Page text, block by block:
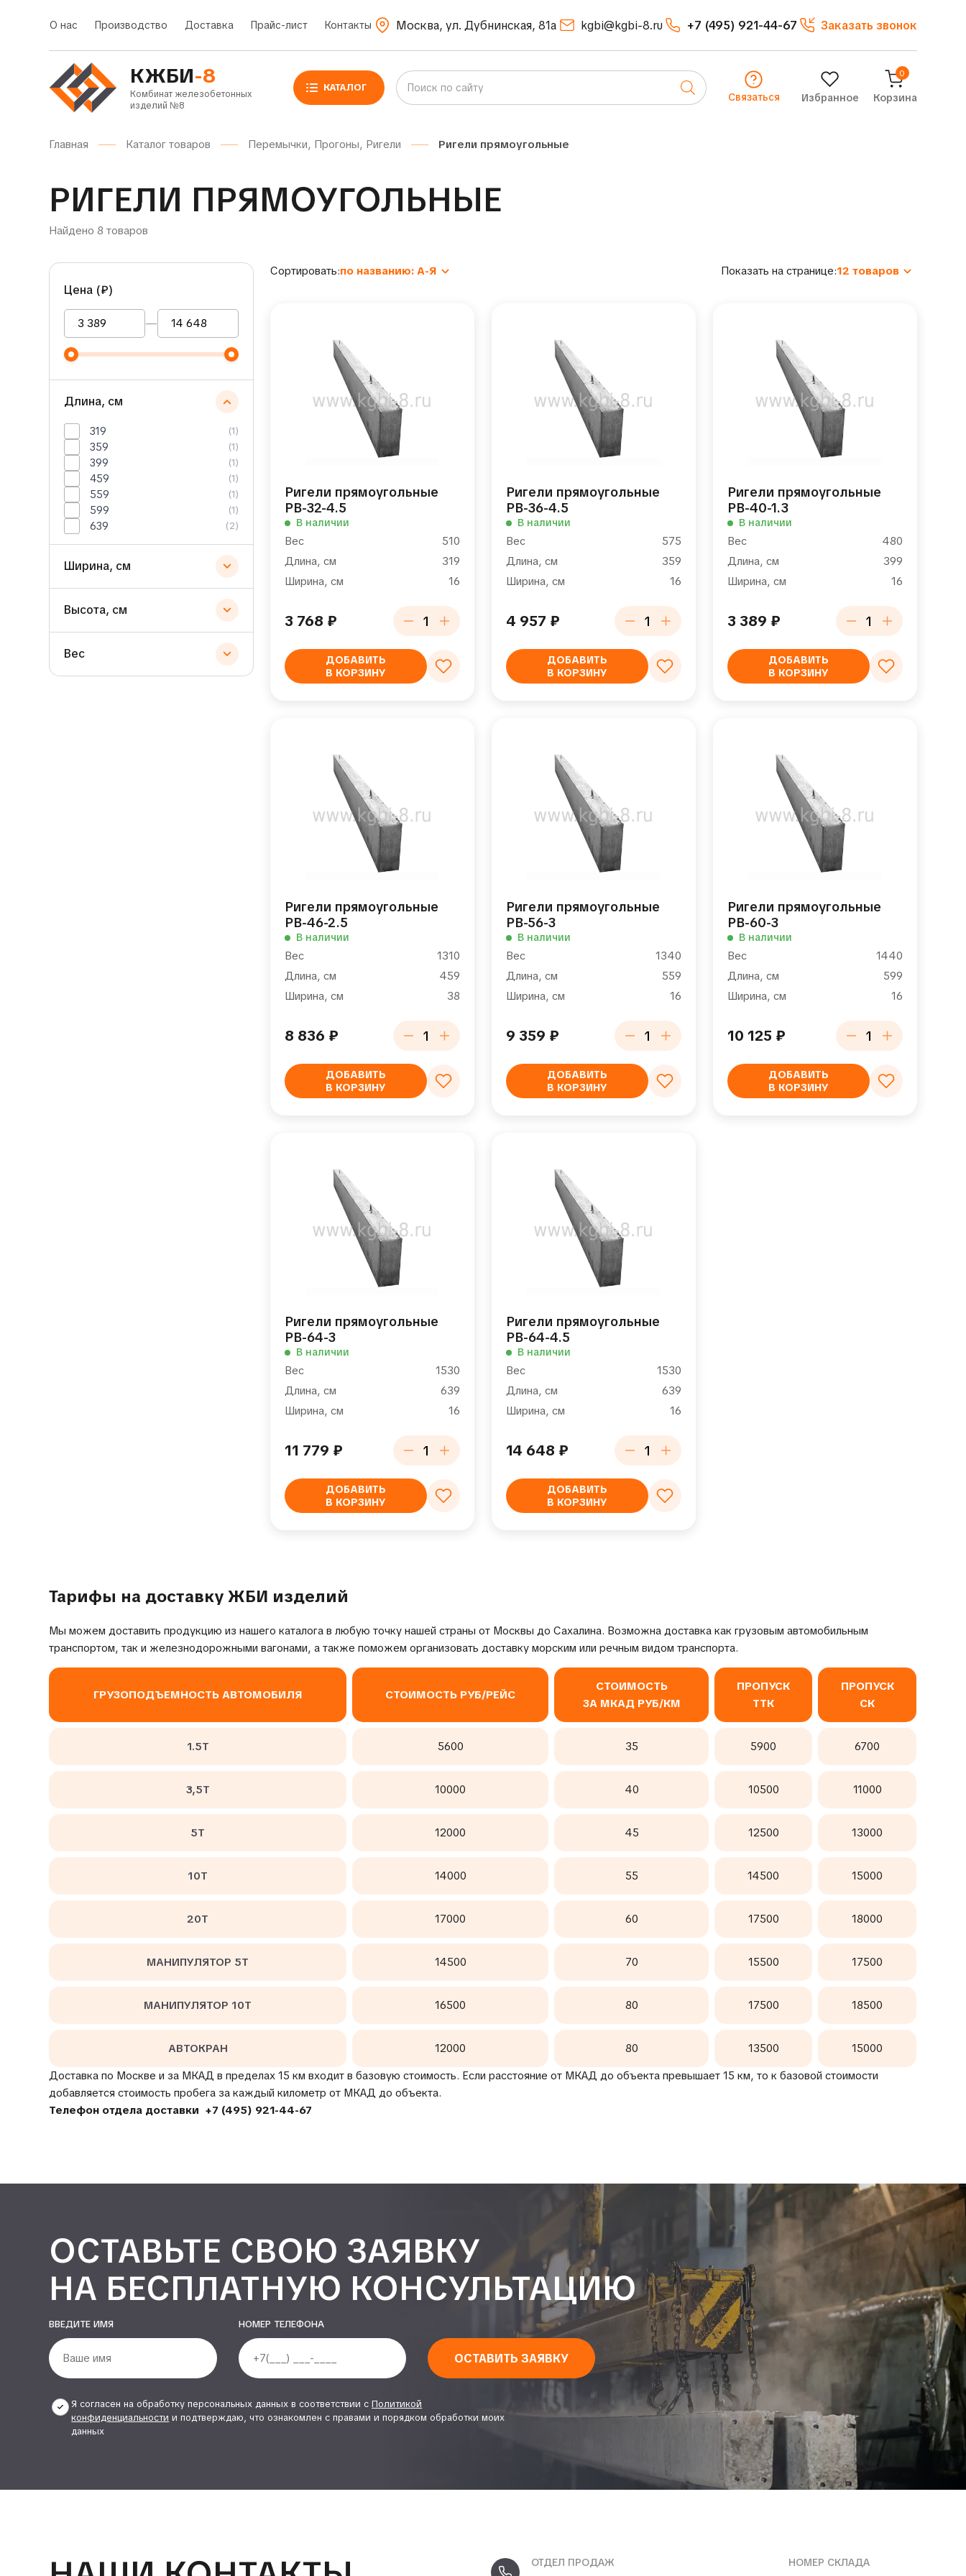
О нас Производство Доставка Прайс-лист Контакты Москва, ул. Дубнинская, 81а kgbi@kgbi-8.ru +7 (495) 921-44-67 Заказать звонок
КЖБИ-8
Комбинат железобетонных
изделий №8
КАТАЛОГ
Связаться Избранное
0
Корзина
Главная Каталог товаров Перемычки, Прогоны, Ригели Ригели прямоугольные
РИГЕЛИ ПРЯМОУГОЛЬНЫЕ
Найдено 8 товаров
Цена (₽)
—
Длина, см
319 (1)
359 (1)
399 (1)
459 (1)
559 (1)
599 (1)
639 (2)
Ширина, см
Высота, см
Вес
Сортировать:по названию: А-Я Показать на странице:12 товаров
Ригели прямоугольные
РВ-32-4.5
В наличии
Вес
510
Длина, см
319
Ширина, см
16
3 768 ₽
ДОБАВИТЬ
В КОРЗИНУ
Ригели прямоугольные
РВ-36-4.5
В наличии
Вес
575
Длина, см
359
Ширина, см
16
4 957 ₽
ДОБАВИТЬ
В КОРЗИНУ
Ригели прямоугольные
РВ-40-1.3
В наличии
Вес
480
Длина, см
399
Ширина, см
16
3 389 ₽
ДОБАВИТЬ
В КОРЗИНУ
Ригели прямоугольные
РВ-46-2.5
В наличии
Вес
1310
Длина, см
459
Ширина, см
38
8 836 ₽
ДОБАВИТЬ
В КОРЗИНУ
Ригели прямоугольные
РВ-56-3
В наличии
Вес
1340
Длина, см
559
Ширина, см
16
9 359 ₽
ДОБАВИТЬ
В КОРЗИНУ
Ригели прямоугольные
РВ-60-3
В наличии
Вес
1440
Длина, см
599
Ширина, см
16
10 125 ₽
ДОБАВИТЬ
В КОРЗИНУ
Ригели прямоугольные
РВ-64-3
В наличии
Вес
1530
Длина, см
639
Ширина, см
16
11 779 ₽
ДОБАВИТЬ
В КОРЗИНУ
Ригели прямоугольные
РВ-64-4.5
В наличии
Вес
1530
Длина, см
639
Ширина, см
16
14 648 ₽
ДОБАВИТЬ
В КОРЗИНУ
Тарифы на доставку ЖБИ изделий
Мы можем доставить продукцию из нашего каталога в любую точку нашей страны от Москвы до Сахалина. Возможна доставка как грузовым автомобильным
транспортом, так и железнодорожными вагонами, а также поможем организовать доставку морским или речным видом транспорта.
ГРУЗОПОДЪЕМНОСТЬ АВТОМОБИЛЯ СТОИМОСТЬ РУБ/РЕЙС
СТОИМОСТЬ
ЗА МКАД РУБ/КМ
ПРОПУСК
ТТК
ПРОПУСК
СК
1.5Т 5600 35 5900 6700
3,5Т 10000 40 10500 11000
5Т 12000 45 12500 13000
10Т 14000 55 14500 15000
20Т 17000 60 17500 18000
МАНИПУЛЯТОР 5Т 14500 70 15500 17500
МАНИПУЛЯТОР 10Т 16500 80 17500 18500
АВТОКРАН 12000 80 13500
15000
Доставка по Москве и за МКАД в пределах 15 км входит в базовую стоимость. Если расстояние от МКАД до объекта превышает 15 км, то к базовой стоимости
добавляется стоимость пробега за каждый километр от МКАД до объекта.
Телефон отдела доставки +7 (495) 921-44-67
ОСТАВЬТЕ СВОЮ ЗАЯВКУ
НА БЕСПЛАТНУЮ КОНСУЛЬТАЦИЮ
ВВЕДИТЕ ИМЯ НОМЕР ТЕЛЕФОНА
ОСТАВИТЬ ЗАЯВКУ
Я согласен на обработку персональных данных в соответствии сПолитикой
конфиденциальности и подтверждаю, что ознакомлен с правами и порядком обработки моих
данных
ОТДЕЛ ПРОДАЖ НОМЕР СКЛАДА